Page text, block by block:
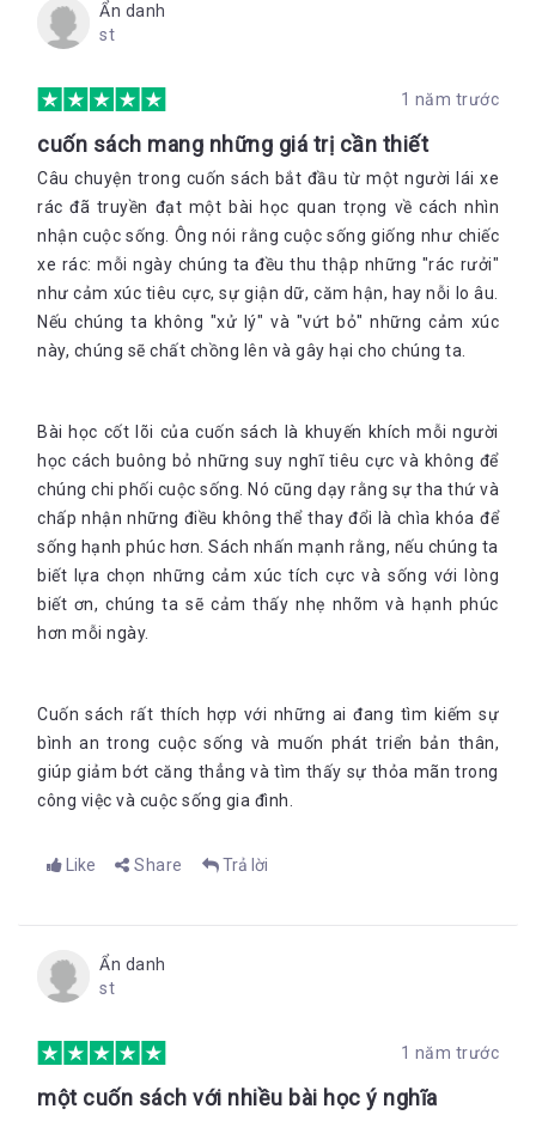
Ẩn danh
st
1 năm trước
cuốn sách mang những giá trị cần thiết
Câu chuyện trong cuốn sách bắt đầu từ một người lái xe
rác đã truyền đạt một bài học quan trọng về cách nhìn
nhận cuộc sống. Ông nói rằng cuộc sống giống như chiếc
xe rác: mỗi ngày chúng ta đều thu thập những "rác rưởi"
như cảm xúc tiêu cực, sự giận dữ, căm hận, hay nỗi lo âu.
Nếu chúng ta không "xử lý" và "vứt bỏ" những cảm xúc
này, chúng sẽ chất chồng lên và gây hại cho chúng ta.
Bài học cốt lõi của cuốn sách là khuyến khích mỗi người
học cách buông bỏ những suy nghĩ tiêu cực và không để
chúng chi phối cuộc sống. Nó cũng dạy rằng sự tha thứ và
chấp nhận những điều không thể thay đổi là chìa khóa để
sống hạnh phúc hơn. Sách nhấn mạnh rằng, nếu chúng ta
biết lựa chọn những cảm xúc tích cực và sống với lòng
biết ơn, chúng ta sẽ cảm thấy nhẹ nhõm và hạnh phúc
hơn mỗi ngày.
Cuốn sách rất thích hợp với những ai đang tìm kiếm sự
bình an trong cuộc sống và muốn phát triển bản thân,
giúp giảm bớt căng thẳng và tìm thấy sự thỏa mãn trong
công việc và cuộc sống gia đình.
Like Share Trả lời
Ẩn danh
st
1 năm trước
một cuốn sách với nhiều bài học ý nghĩa